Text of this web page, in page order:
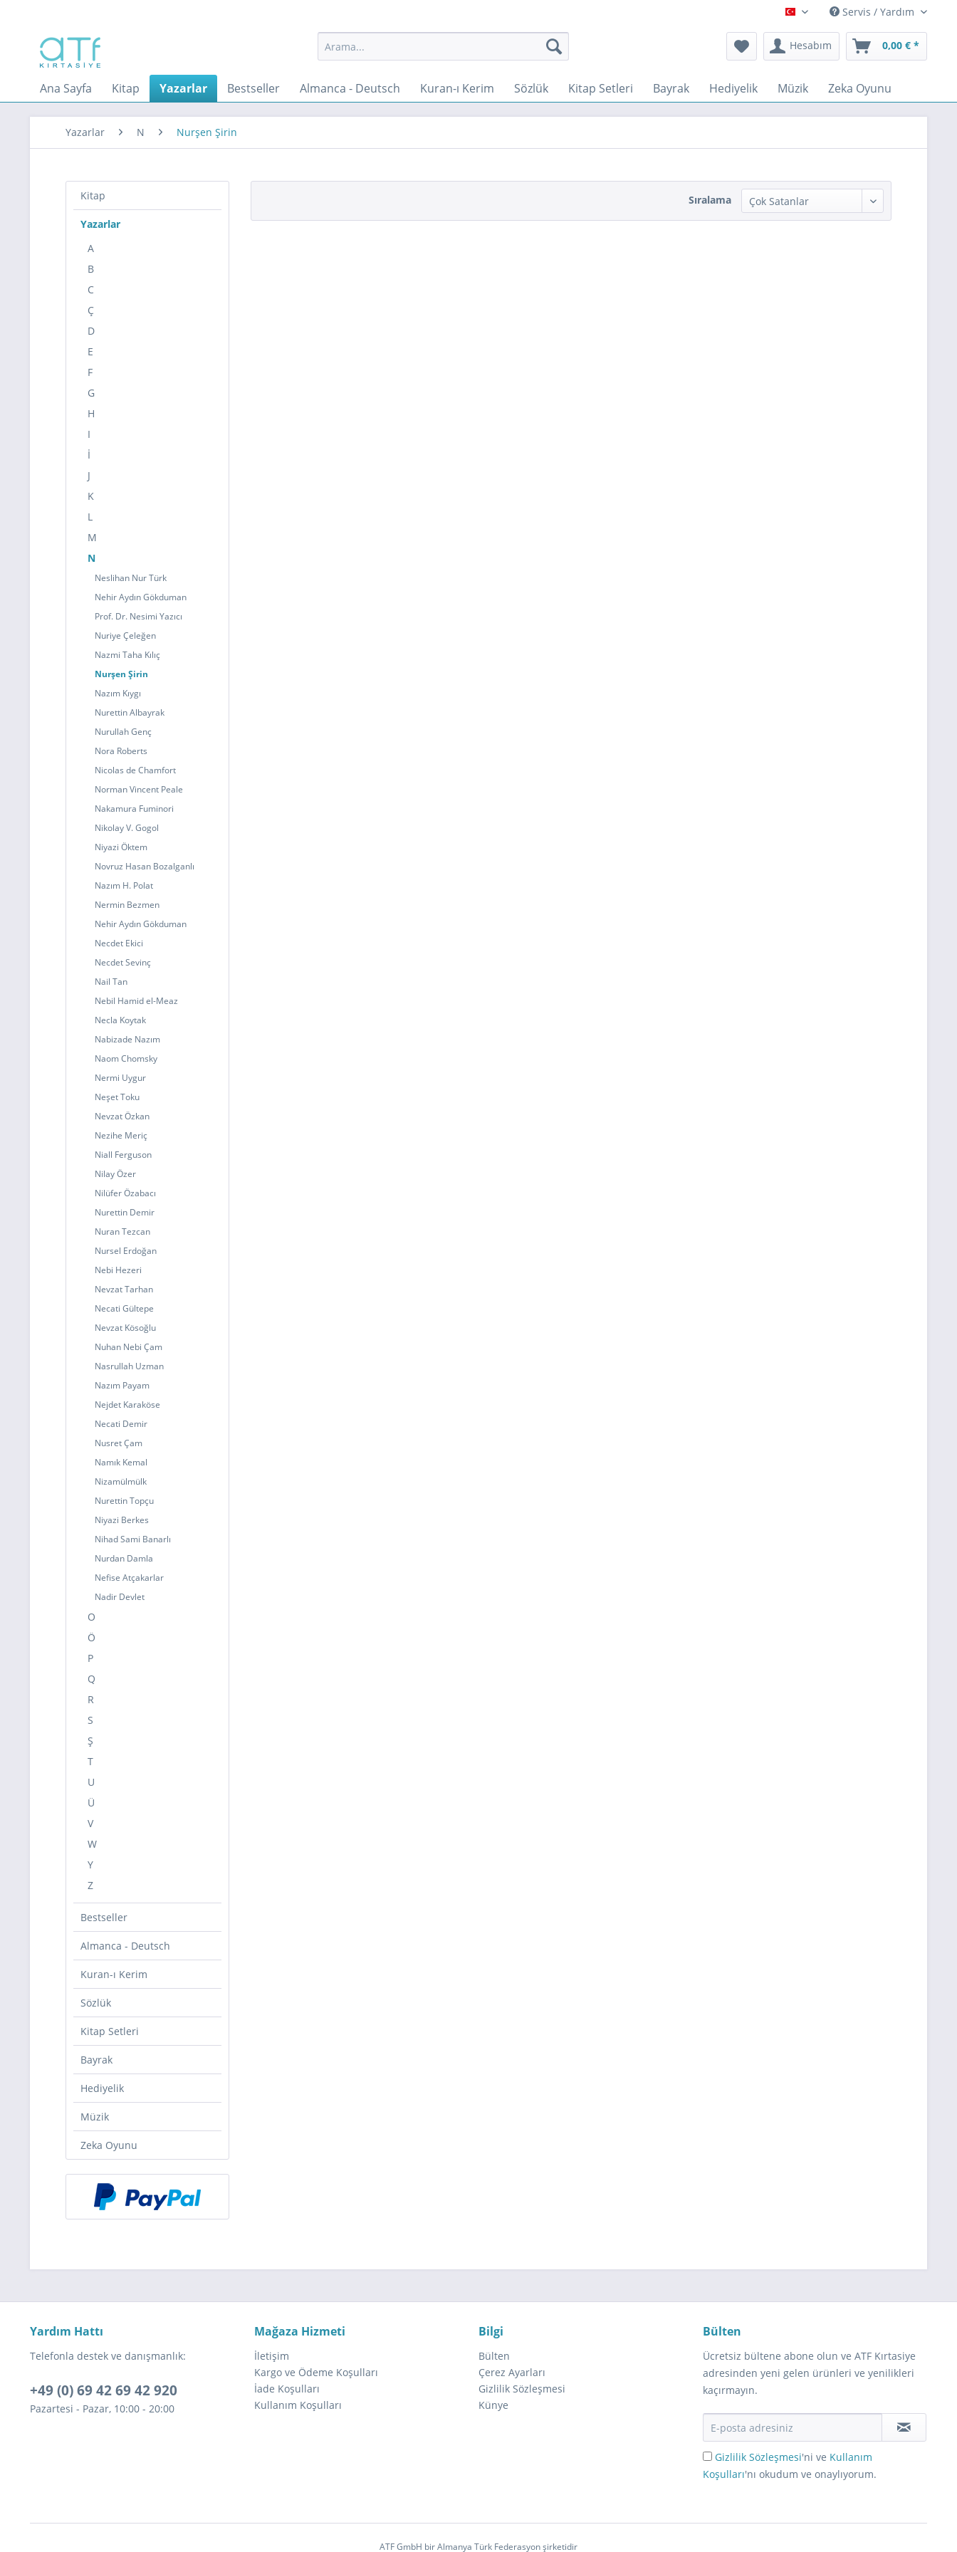
Türkçe Servis / Yardım
Hesabım 0,00 € *
Ana Sayfa Kitap Yazarlar Bestseller Almanca - Deutsch Kuran-ı Kerim Sözlük Kitap Setleri Bayrak Hediyelik Müzik Zeka Oyunu
Yazarlar N Nurşen Şirin
Kitap
Yazarlar
A
B
C
Ç
D
E
F
G
H
I
İ
J
K
L
M
N
Neslihan Nur Türk
Nehir Aydın Gökduman
Prof. Dr. Nesimi Yazıcı
Nuriye Çeleğen
Nazmi Taha Kılıç
Nurşen Şirin
Nazım Kıygı
Nurettin Albayrak
Nurullah Genç
Nora Roberts
Nicolas de Chamfort
Norman Vincent Peale
Nakamura Fuminori
Nikolay V. Gogol
Niyazi Öktem
Novruz Hasan Bozalganlı
Nazım H. Polat
Nermin Bezmen
Nehir Aydın Gökduman
Necdet Ekici
Necdet Sevinç
Nail Tan
Nebil Hamid el-Meaz
Necla Koytak
Nabizade Nazım
Naom Chomsky
Nermi Uygur
Neşet Toku
Nevzat Özkan
Nezihe Meriç
Niall Ferguson
Nilay Özer
Nilüfer Özabacı
Nurettin Demir
Nuran Tezcan
Nursel Erdoğan
Nebi Hezeri
Nevzat Tarhan
Necati Gültepe
Nevzat Kösoğlu
Nuhan Nebi Çam
Nasrullah Uzman
Nazım Payam
Nejdet Karaköse
Necati Demir
Nusret Çam
Namık Kemal
Nizamülmülk
Nurettin Topçu
Niyazi Berkes
Nihad Sami Banarlı
Nurdan Damla
Nefise Atçakarlar
Nadir Devlet
O
Ö
P
Q
R
S
Ş
T
U
Ü
V
W
Y
Z
Bestseller
Almanca - Deutsch
Kuran-ı Kerim
Sözlük
Kitap Setleri
Bayrak
Hediyelik
Müzik
Zeka Oyunu
Sıralama
Yardım Hattı
Telefonla destek ve danışmanlık:
+49 (0) 69 42 69 42 920
Pazartesi - Pazar, 10:00 - 20:00
Mağaza Hizmeti
İletişim
Kargo ve Ödeme Koşulları
İade Koşulları
Kullanım Koşulları
Bilgi
Bülten
Çerez Ayarları
Gizlilik Sözleşmesi
Künye
Bülten
Ücretsiz bültene abone olun ve ATF Kırtasiye
adresinden yeni gelen ürünleri ve yenilikleri
kaçırmayın.
Gizlilik Sözleşmesi'ni ve Kullanım
Koşulları'nı okudum ve onaylıyorum.
ATF GmbH bir Almanya Türk Federasyon şirketidir